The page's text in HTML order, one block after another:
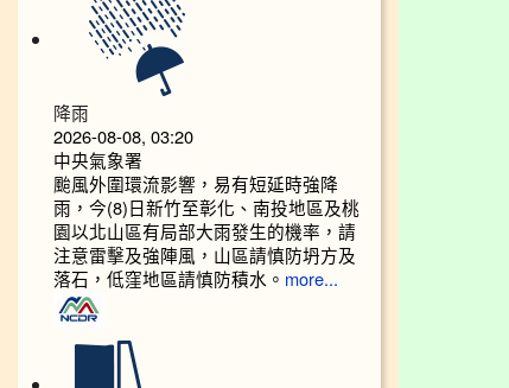
降雨
2026-08-08, 03:20
中央氣象署
颱風外圍環流影響，易有短延時強降
雨，今(8)日新竹至彰化、南投地區及桃
園以北山區有局部大雨發生的機率，請
注意雷擊及強陣風，山區請慎防坍方及
落石，低窪地區請慎防積水。 more...